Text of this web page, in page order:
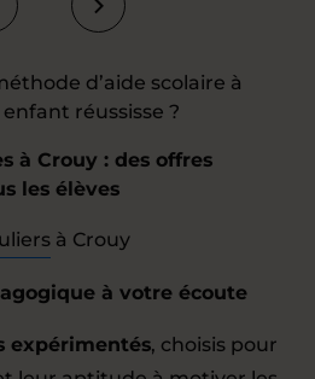
d’aide scolaire à
réussisse ?
à Crouy : des offres
les élèves
à Crouy
à votre écoute
expérimentés, choisis pour